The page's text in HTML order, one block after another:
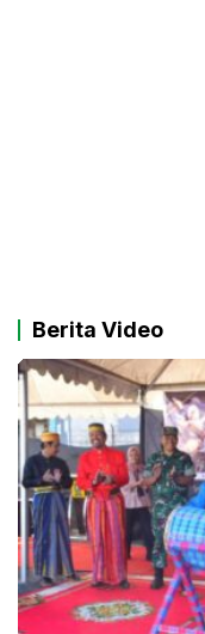
Berita Video